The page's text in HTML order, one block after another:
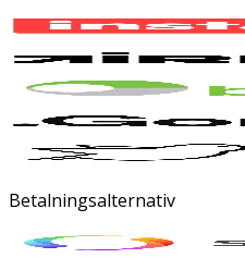
Betalningsalternativ